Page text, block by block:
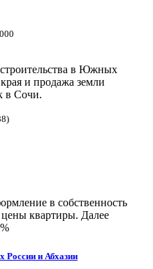
в Южных
и продажа земли
в Сочи.
в собственность
цены квартиры. Далее
России и Абхазии